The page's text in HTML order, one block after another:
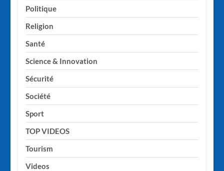
Politique
Religion
Santé
Science & Innovation
Sécurité
Société
Sport
TOP VIDEOS
Tourism
Videos